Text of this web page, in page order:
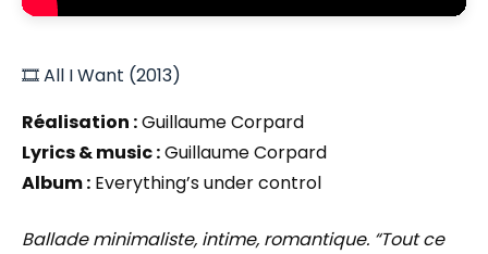
🎞️ All I Want (2013)
Réalisation :Guillaume Corpard
Lyrics & music :Guillaume Corpard
Album : Everything’s under control
Ballade minimaliste, intime, romantique. “Tout ce